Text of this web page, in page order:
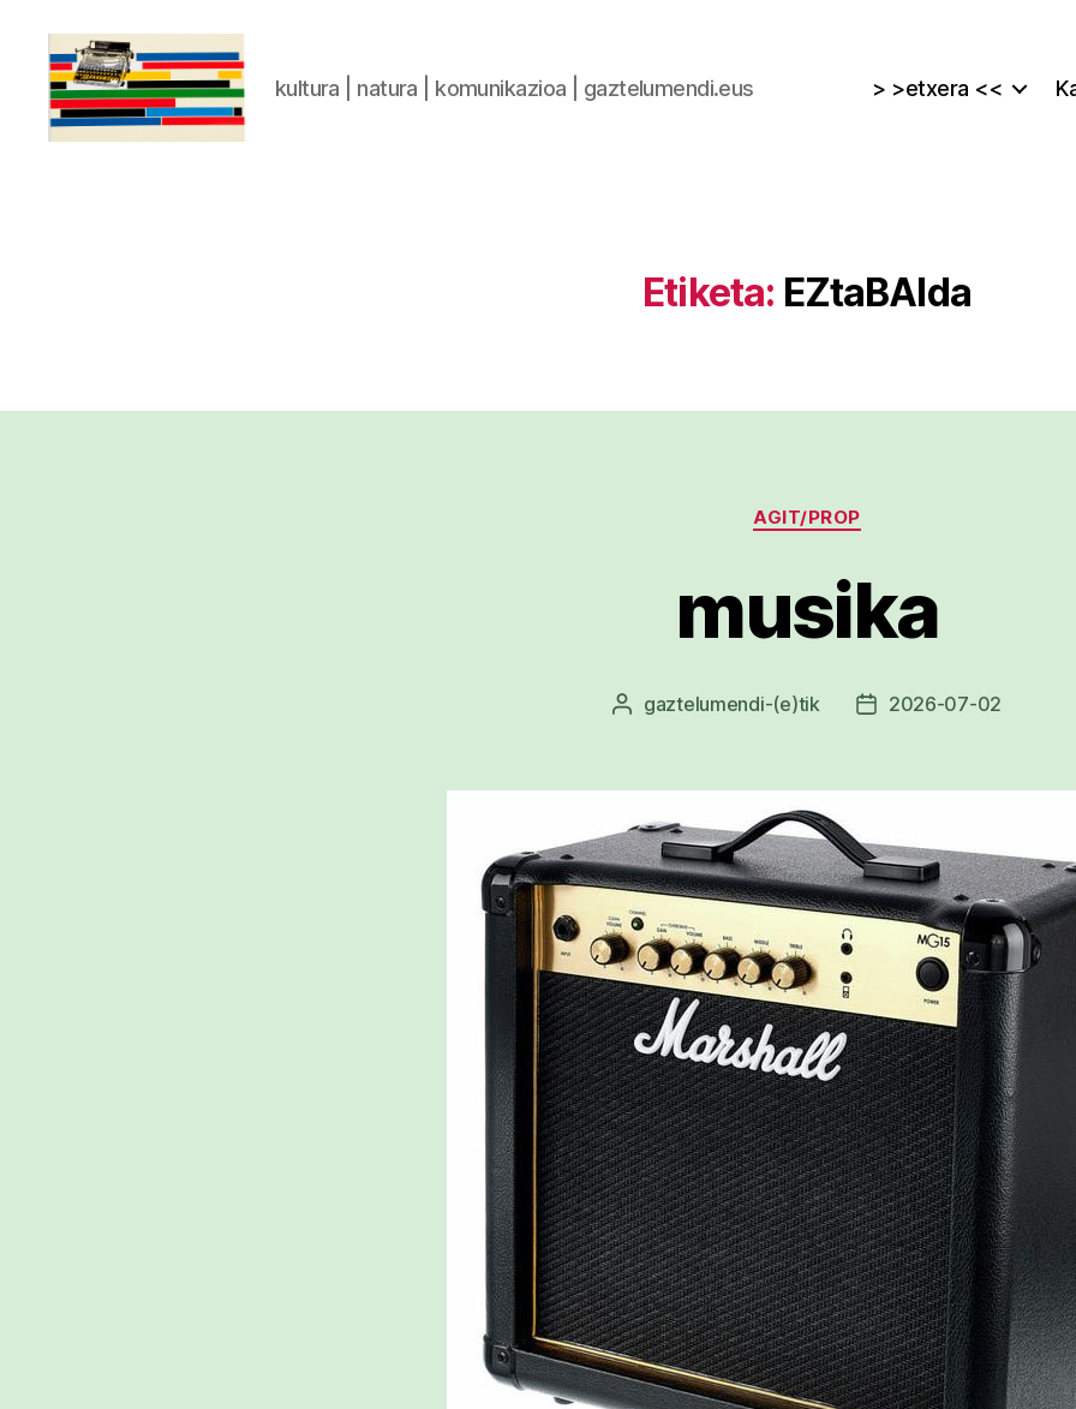
kultura | natura | komunikazioa | gaztelumendi.eus > >etxera <<
Etiketa: EZtaBAIda
Kategoriak
AGIT/PROP
musika
Argitalpenaren
gaztelumendi-(e)tik
Argitalpenaren
2026-07-02